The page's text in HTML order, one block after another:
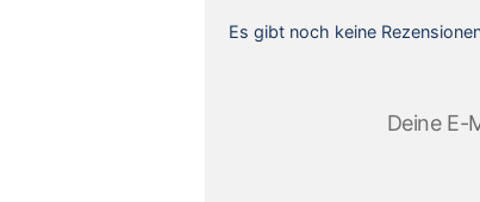
Es gibt noch keine
Deine E-